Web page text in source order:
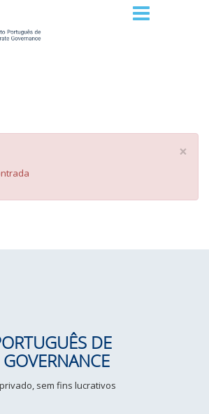
×
DE
sem fins lucrativos